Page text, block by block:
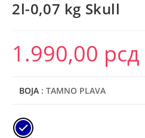
2l-0,07 kg Skull
1.990,00 рсд
BOJA : TAMNO PLAVA